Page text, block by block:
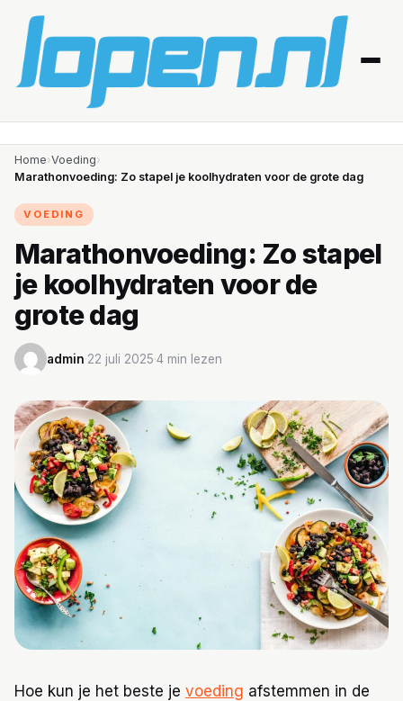
Home
Gezondheid
Producten
Routes
Schema’s
Trainingen
Voeding
Home›Voeding›
Marathonvoeding: Zo stapel je koolhydraten voor de grote dag
VOEDING
Marathonvoeding: Zo stapel
je koolhydraten voor de
grote dag
admin·22 juli 2025·4 min lezen
Hoe kun je het beste je voeding afstemmen in de